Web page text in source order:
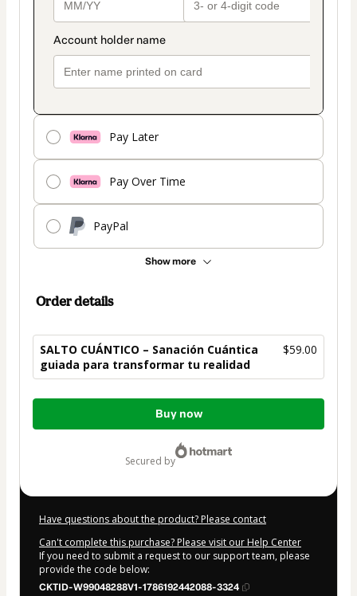
Pay Later
Pay Over Time
PayPal
Show more
Order details
SALTO CUÁNTICO – Sanación Cuántica
guiada para transformar tu realidad
$59.00
Total
$59.00
Buy now
secured by
Have questions about the product? Please contact
Can't complete this purchase? Please visit our Help Center
If you need to submit a request to our support team, please
provide the code below:
CKTID-W99048288V1-1786192442088-3324